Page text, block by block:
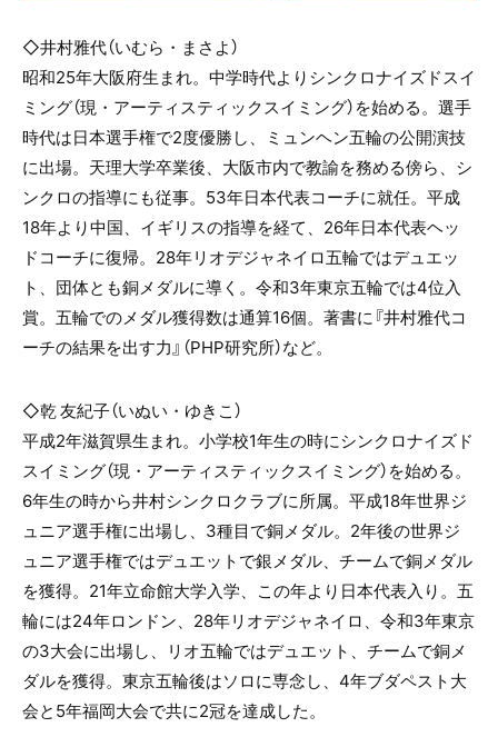
◇井村雅代（いむら・まさよ）
昭和25年大阪府生まれ。中学時代よりシンクロナイズドスイ
ミング（現・アーティスティックスイミング）を始める。選手
時代は日本選手権で2度優勝し、ミュンヘン五輪の公開演技
に出場。天理大学卒業後、大阪市内で教諭を務める傍ら、シ
ンクロの指導にも従事。53年日本代表コーチに就任。平成
18年より中国、イギリスの指導を経て、26年日本代表ヘッ
ドコーチに復帰。28年リオデジャネイロ五輪ではデュエッ
ト、団体とも銅メダルに導く。令和3年東京五輪では4位入
賞。五輪でのメダル獲得数は通算16個。著書に『井村雅代コ
ーチの結果を出す力』（PHP研究所）など。
◇乾 友紀子（いぬい・ゆきこ）
平成2年滋賀県生まれ。小学校1年生の時にシンクロナイズド
スイミング（現・アーティスティックスイミング）を始める。
6年生の時から井村シンクロクラブに所属。平成18年世界ジ
ュニア選手権に出場し、3種目で銅メダル。2年後の世界ジ
ュニア選手権ではデュエットで銀メダル、チームで銅メダル
を獲得。21年立命館大学入学、この年より日本代表入り。五
輪には24年ロンドン、28年リオデジャネイロ、令和3年東京
の3大会に出場し、リオ五輪ではデュエット、チームで銅メ
ダルを獲得。東京五輪後はソロに専念し、4年ブダペスト大
会と5年福岡大会で共に2冠を達成した。